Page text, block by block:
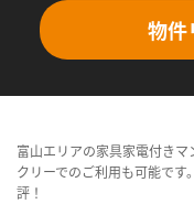
物件
富山エリアの家具家電付き
クリーでのご利用も可能で
評！